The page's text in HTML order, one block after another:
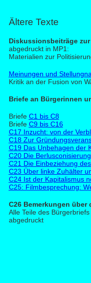
Ältere Texte
Diskussionsbeiträge zur
abgedruckt in MP1:
Materialien zur
Meinungen und
Kritik an der Fusion von
Briefe an Bürgerinnen
Briefe C1 bis C8
Briefe C9 bis C16
C17 Inzucht: von der
C18 Zur
C19 Das Unbehagen der
C20 Die
C21 Die Einbeziehung
C23 Über linke Zuhälter
C24 Ist der Kapitalismus
C25: Filmbesprechung:
C26 Bemerkungen über
Alle Teile des
abgedruckt